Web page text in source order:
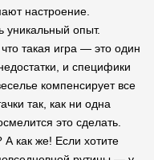
настроение.
уникальный опыт.
такая игра — это один
и специфики
компенсирует все
так, как ни одна
это сделать.
как же! Если хотите